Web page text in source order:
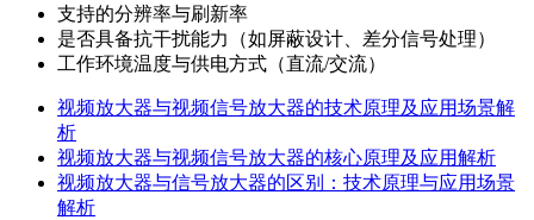
支持的分辨率与刷新率
是否具备抗干扰能力（如屏蔽设计、差分信号处理）
工作环境温度与供电方式（直流/交流）
视频放大器与视频信号放大器的技术原理及应用场景解
析
视频放大器与视频信号放大器的核心原理及应用解析
视频放大器与信号放大器的区别：技术原理与应用场景
解析